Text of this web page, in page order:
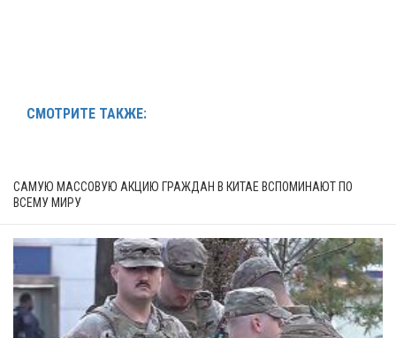
СМОТРИТЕ ТАКЖЕ:
САМУЮ МАССОВУЮ АКЦИЮ ГРАЖДАН В КИТАЕ ВСПОМИНАЮТ ПО
ВСЕМУ МИРУ